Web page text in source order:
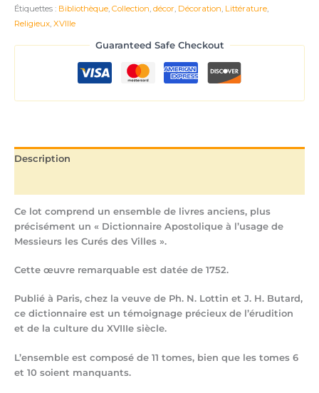
Étiquettes : Bibliothèque, Collection, décor, Décoration, Littérature,
Religieux, XVIIIe
Guaranteed Safe Checkout
Description
Ce lot comprend un ensemble de livres anciens, plus
précisément un « Dictionnaire Apostolique à l’usage de
Messieurs les Curés des Villes ».
Cette œuvre remarquable est datée de 1752.
Publié à Paris, chez la veuve de Ph. N. Lottin et J. H. Butard,
ce dictionnaire est un témoignage précieux de l’érudition
et de la culture du XVIIIe siècle.
L’ensemble est composé de 11 tomes, bien que les tomes 6
et 10 soient manquants.